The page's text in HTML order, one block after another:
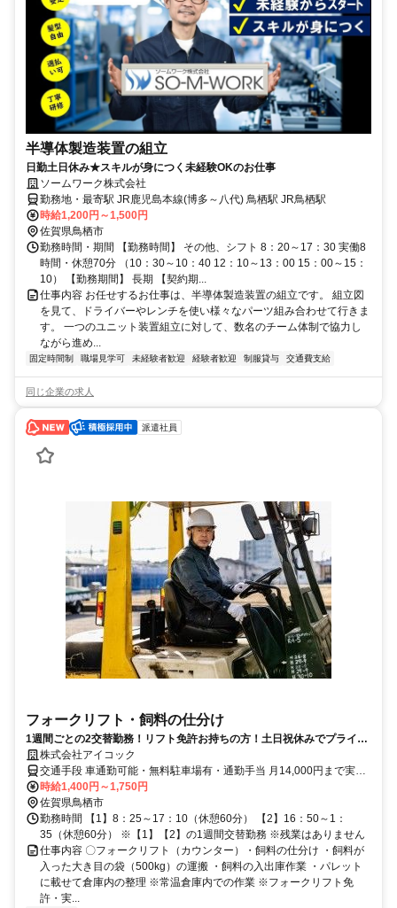
半導体製造装置の組立
日勤土日休み★スキルが身につく未経験OKのお仕事
ソームワーク株式会社
勤務地・最寄駅 JR鹿児島本線(博多～八代) 鳥栖駅 JR鳥栖駅
時給1,200円～1,500円
佐賀県鳥栖市
勤務時間・期間 【勤務時間】 その他、シフト 8：20～17：30 実働8
時間・休憩70分 （10：30～10：40 12：10～13：00 15：00～15：
10） 【勤務期間】 長期 【契約期...
仕事内容 お任せするお仕事は、半導体製造装置の組立です。 組立図
を見て、ドライバーやレンチを使い様々なパーツ組み合わせて行きま
す。 一つのユニット装置組立に対して、数名のチーム体制で協力し
ながら進め...
固定時間制 職場見学可 未経験者歓迎 経験者歓迎 制服貸与 交通費支給
同じ企業の求人
派遣社員
フォークリフト・飼料の仕分け
1週間ごとの2交替勤務！リフト免許お持ちの方！土日祝休みでプライベ
ートと両立できるお仕事◎
株式会社アイコック
交通手段 車通勤可能・無料駐車場有・通勤手当 月14,000円まで実費
支給 【最寄り駅】 ・ＪＲ鹿児島本線「弥生が丘駅」
時給1,400円～1,750円
佐賀県鳥栖市
勤務時間 【1】8：25～17：10（休憩60分） 【2】16：50～1：
35（休憩60分） ※【1】【2】の1週間交替勤務 ※残業はありません
仕事内容 〇フォークリフト（カウンター）・飼料の仕分け ・飼料が
入った大き目の袋（500kg）の運搬 ・飼料の入出庫作業 ・パレット
に載せて倉庫内の整理 ※常温倉庫内での作業 ※フォークリフト免
許・実...